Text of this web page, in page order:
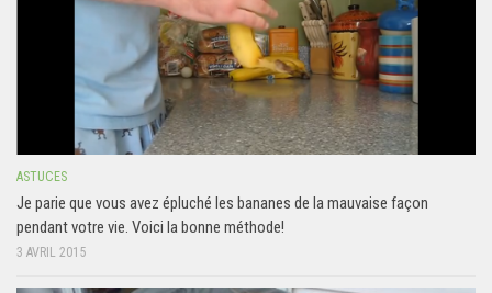
ASTUCES
Je parie que vous avez épluché les bananes de la mauvaise façon
pendant votre vie. Voici la bonne méthode!
3 AVRIL 2015